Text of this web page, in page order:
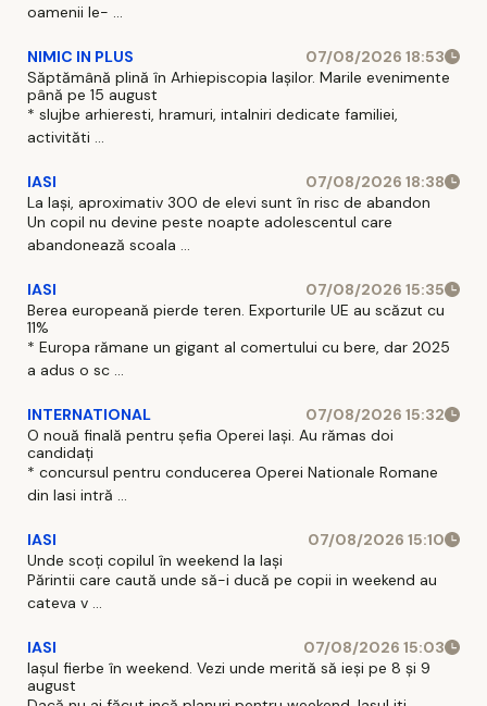
oamenii le- ...
NIMIC IN PLUS
07/08/2026 18:53
Săptămână plină în Arhiepiscopia Iașilor. Marile evenimente
până pe 15 august
* slujbe arhieresti, hramuri, intalniri dedicate familiei,
activităti ...
IASI
07/08/2026 18:38
La Iași, aproximativ 300 de elevi sunt în risc de abandon
Un copil nu devine peste noapte adolescentul care
abandonează scoala ...
IASI
07/08/2026 15:35
Berea europeană pierde teren. Exporturile UE au scăzut cu
11%
* Europa rămane un gigant al comertului cu bere, dar 2025
a adus o sc ...
INTERNATIONAL
07/08/2026 15:32
O nouă finală pentru șefia Operei Iași. Au rămas doi
candidați
* concursul pentru conducerea Operei Nationale Romane
din Iasi intră ...
IASI
07/08/2026 15:10
Unde scoți copilul în weekend la Iași
Părintii care caută unde să-i ducă pe copii in weekend au
cateva v ...
IASI
07/08/2026 15:03
Iașul fierbe în weekend. Vezi unde merită să ieși pe 8 și 9
august